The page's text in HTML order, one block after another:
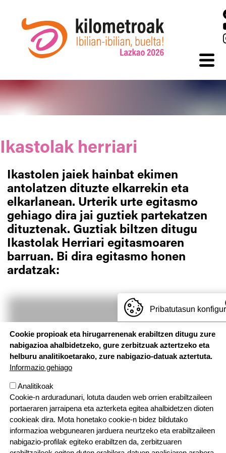
Ikastolak herriari
Ikastolen jaiek hainbat ekimen
antolatzen dituzte elkarrekin eta
elkarlanean. Urterik urte egitasmo
gehiago dira jai guztiek partekatzen
dituztenak. Guztiak biltzen ditugu
Ikastolak Herriari egitasmoaren
barruan. Bi dira egitasmo honen
ardatzak:
Pribatutasun
Cookie propioak eta hirugarrenenak erabiltzen ditugu zure
nabigazioa ahalbidetzeko, gure zerbitzuak aztertzeko eta
helburu analitikoetarako, zure nabigazio-datuak aztertuta.
Informazio gehiago
Analitikoak
Cookie-n arduradunari, lotuta dauden web orrien erabiltzaileen
portaeraren jarraipena eta azterketa egitea ahalbidetzen dioten
cookieak dira. Mota honetako cookie-n bidez bildutako
informazioa webgunearen jarduera neurtzeko eta erabiltzaileen
nabigazio-profilak egiteko erabiltzen da, zerbitzuaren